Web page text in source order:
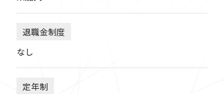
退職金制度
なし
定年制